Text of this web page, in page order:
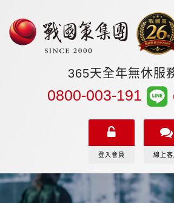
365天全年無休服
0800-003-191
登入會員 線上客